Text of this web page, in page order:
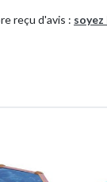
solaire qui
reçu d'avis :